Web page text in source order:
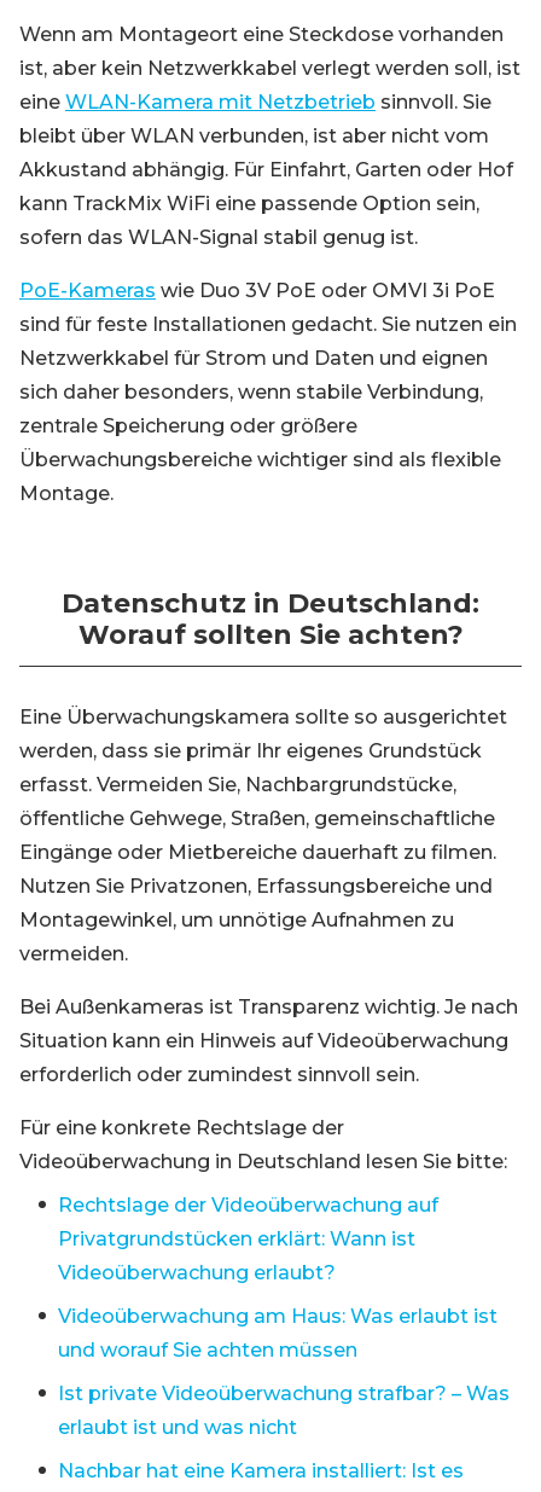
Wenn am Montageort eine Steckdose vorhanden
ist, aber kein Netzwerkkabel verlegt werden soll, ist
eine WLAN-Kamera mit Netzbetrieb sinnvoll. Sie
bleibt über WLAN verbunden, ist aber nicht vom
Akkustand abhängig. Für Einfahrt, Garten oder Hof
kann TrackMix WiFi eine passende Option sein,
sofern das WLAN-Signal stabil genug ist.
PoE-Kameras wie Duo 3V PoE oder OMVI 3i PoE
sind für feste Installationen gedacht. Sie nutzen ein
Netzwerkkabel für Strom und Daten und eignen
sich daher besonders, wenn stabile Verbindung,
zentrale Speicherung oder größere
Überwachungsbereiche wichtiger sind als flexible
Montage.
Datenschutz in Deutschland:
Worauf sollten Sie achten?
Eine Überwachungskamera sollte so ausgerichtet
werden, dass sie primär Ihr eigenes Grundstück
erfasst. Vermeiden Sie, Nachbargrundstücke,
öffentliche Gehwege, Straßen, gemeinschaftliche
Eingänge oder Mietbereiche dauerhaft zu filmen.
Nutzen Sie Privatzonen, Erfassungsbereiche und
Montagewinkel, um unnötige Aufnahmen zu
vermeiden.
Bei Außenkameras ist Transparenz wichtig. Je nach
Situation kann ein Hinweis auf Videoüberwachung
erforderlich oder zumindest sinnvoll sein.
Für eine konkrete Rechtslage der
Videoüberwachung in Deutschland lesen Sie bitte:
Rechtslage der Videoüberwachung auf
Privatgrundstücken erklärt: Wann ist
Videoüberwachung erlaubt?
Videoüberwachung am Haus: Was erlaubt ist
und worauf Sie achten müssen
Ist private Videoüberwachung strafbar? – Was
erlaubt ist und was nicht
Nachbar hat eine Kamera installiert: Ist es